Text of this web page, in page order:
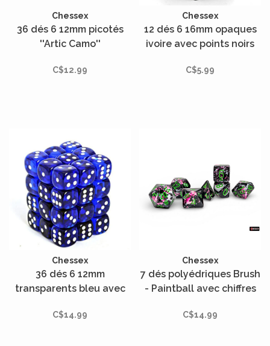
Chessex
36 dés 6 12mm picotés
''Artic Camo''
C$12.99
Chessex
12 dés 6 16mm opaques
ivoire avec points noirs
C$5.99
Chessex
36 dés 6 12mm
transparents bleu avec
C$14.99
Chessex
7 dés polyédriques Brush
- Paintball avec chiffres
C$14.99